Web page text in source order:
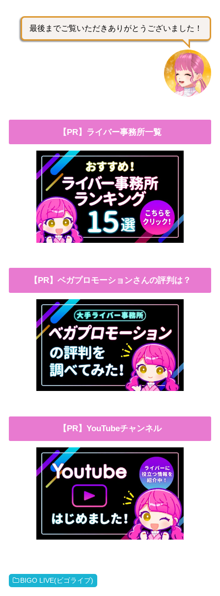
最後までご覧いただきありがとうございました！
【PR】ライバー事務所一覧
【PR】ベガプロモーションさんの評判は？
【PR】YouTubeチャンネル
BIGO LIVE(ビゴライブ)